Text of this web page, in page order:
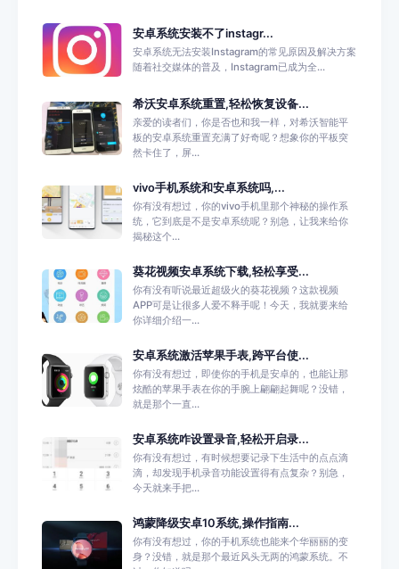
安卓系统安装不了instagr...
安卓系统无法安装Instagram的常见原因及解决方案
随着社交媒体的普及，Instagram已成为全...
希沃安卓系统重置,轻松恢复设备...
亲爱的读者们，你是否也和我一样，对希沃智能平
板的安卓系统重置充满了好奇呢？想象你的平板突
然卡住了，屏...
vivo手机系统和安卓系统吗,...
你有没有想过，你的vivo手机里那个神秘的操作系
统，它到底是不是安卓系统呢？别急，让我来给你
揭秘这个...
葵花视频安卓系统下载,轻松享受...
你有没有听说最近超级火的葵花视频？这款视频
APP可是让很多人爱不释手呢！今天，我就要来给
你详细介绍一...
安卓系统激活苹果手表,跨平台使...
你有没有想过，即使你的手机是安卓的，也能让那
炫酷的苹果手表在你的手腕上翩翩起舞呢？没错，
就是那个一直...
安卓系统咋设置录音,轻松开启录...
你有没有想过，有时候想要记录下生活中的点点滴
滴，却发现手机录音功能设置得有点复杂？别急，
今天就来手把...
鸿蒙降级安卓10系统,操作指南...
你有没有想过，你的手机系统也能来个华丽丽的变
身？没错，就是那个最近风头无两的鸿蒙系统。不